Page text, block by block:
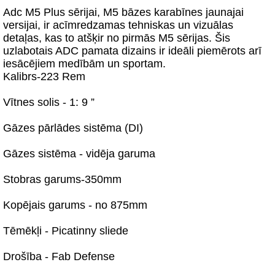
Adc M5 Plus sērijai, M5 bāzes karabīnes jaunajai
versijai, ir acīmredzamas tehniskas un vizuālas
detaļas, kas to atšķir no pirmās M5 sērijas. Šis
uzlabotais ADC pamata dizains ir ideāli piemērots arī
iesācējiem medībām un sportam.
Kalibrs-223 Rem
Vītnes solis - 1: 9 ”
Gāzes pārlādes sistēma (DI)
Gāzes sistēma - vidēja garuma
Stobras garums-350mm
Kopējais garums - no 875mm
Tēmēkļi - Picatinny sliede
Drošība - Fab Defense